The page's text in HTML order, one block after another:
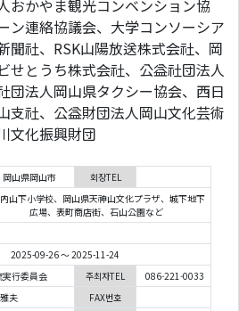
おかやま観光コンベンション協
ン連絡協議会、大学コンソーシア
聞社、RSK山陽放送株式会社、岡
せとうち株式会社、公益社団法人
団法人岡山県タクシー協会、西日
支社、公益財団法人岡山文化芸術
文化振興財団
岡山県岡山市 회장TEL
山下小学校、岡山県天神山文化プラザ、城下地下
広場、表町商店街、石山公園など
2025-09-26 ～ 2025-11-24
実行委員会 주최자TEL
086-221-0033
夫 FAX번호